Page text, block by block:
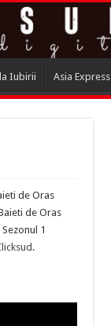
Iubirii Asia Express
de Oras
de Oras
1
.